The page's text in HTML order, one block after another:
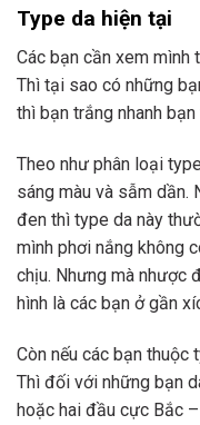
Type da hiện tại
Các bạn cần xem mình
Thì tại sao có những
thì bạn trắng nhanh
Theo như phân loại
sáng màu và sẫm dần.
đen thì type da này
mình phơi nắng không
chịu. Nhưng mà nhược
hình là các bạn ở gần
Còn nếu các bạn
Thì đối với những bạn
hoặc hai đầu cực Bắc